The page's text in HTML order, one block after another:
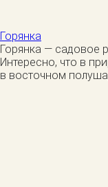
Горянка
Горянка — садовое
Интересно, что в
в восточном